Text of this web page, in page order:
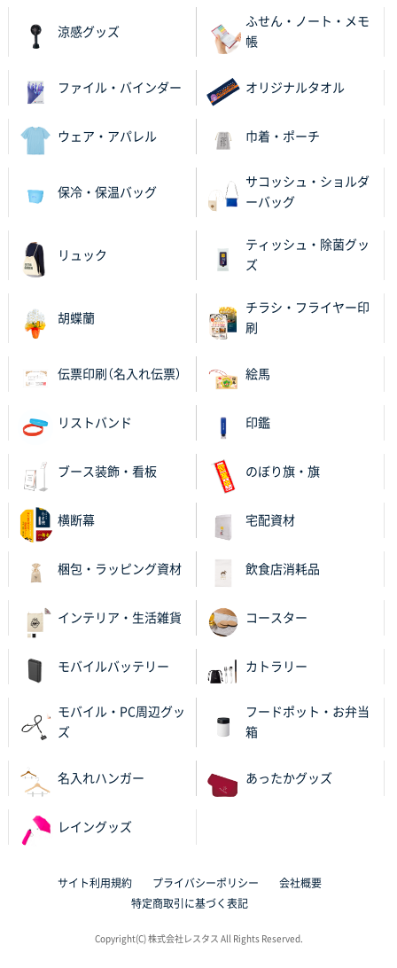
のし文言が変更できたのと価格。
千葉県M社様
ワンポイント箔押し紙袋 Sサイズ(A5対応)
2025年11月06日 14:57
営業ご担当者さまより、ご丁寧なサポートをいただ
き、他のネット印刷サービスよりも安心して購入まで
進められました。
【ポリ袋】特別ご注文ページ
3000枚
昨年利用した時に、納期と金額面でかなり業者さんを
比較して決めさせていただきました。 昨年注文分も、
納期がギリギリだったにも関わらず、丁寧に対応して
対応を頂いており助かっております。
和歌山県S社様
2025年11月05日 11:13
不織布スクエアトート(A4サイズ)
2025年10月28日 17:10
ワンポイントポリ袋 A4サイズ
1000枚
サイトが見やすい
ワンポイントポリ袋 A4サイズ
サイト構成が解りやすかったから
ブックメモ付箋
200枚
2025年10月16日 10:30
涼感グッズ
ふせん・ノート・メモ
帳
ファイル・バインダー オリジナルタオル
ウェア・アパレル 巾着・ポーチ
保冷・保温バッグ
サコッシュ・ショルダ
ーバッグ
リュック
ティッシュ・除菌グッ
ズ
胡蝶蘭
チラシ・フライヤー印
刷
伝票印刷（名入れ伝票） 絵馬
リストバンド 印鑑
ブース装飾・看板 のぼり旗・旗
横断幕 宅配資材
梱包・ラッピング資材 飲食店消耗品
インテリア・生活雑貨 コースター
モバイルバッテリー カトラリー
モバイル・PC周辺グッ
ズ
フードポット・お弁当
箱
名入れハンガー あったかグッズ
レイングッズ
サイト利用規約 プライバシーポリシー
会社概要
特定商取引に基づく表記
Copyright(C) 株式会社レスタス All Rights Reserved.